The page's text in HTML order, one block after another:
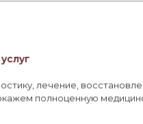
лечение,
полноценную